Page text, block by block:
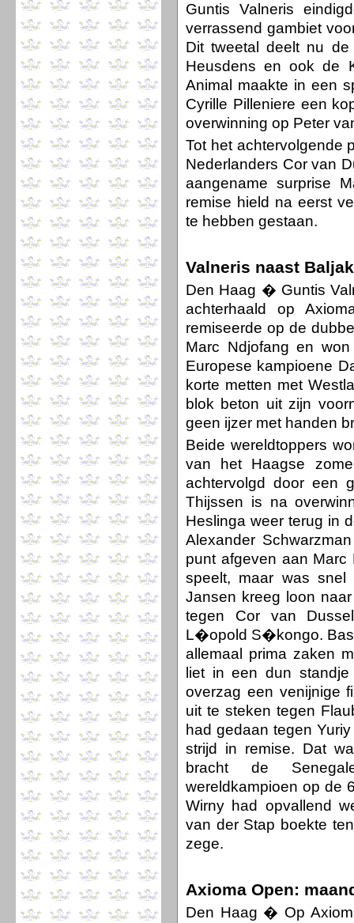
Guntis Valneris
verrassend gambiet
Dit tweetal deelt nu de
Heusdens en ook de
Animal maakte in een
Cyrille Pilleniere een
overwinning op Peter
Tot het
Nederlanders Cor van
aangename surprise
remise hield na eerst
te hebben gestaan.
Valneris naast
Den Haag � Guntis
achterhaald op
remiseerde op de
Marc Ndjofang en
Europese kampioene
korte metten met
blok beton uit zijn
geen ijzer met handen
Beide wereldtoppers
van het Haagse
achtervolgd door een
Thijssen is na
Heslinga weer terug in
Alexander
punt afgeven aan Marc
speelt, maar was
Jansen kreeg loon
tegen Cor van
L�opold S�kongo. Bas
allemaal prima zaken
liet in een dun
overzag een venijnige
uit te steken tegen
had gedaan tegen
strijd in remise. Dat
bracht de
wereldkampioen op de
Wirny had opvallend
van der Stap boekte
zege.
Axioma Open:
Den Haag � Op